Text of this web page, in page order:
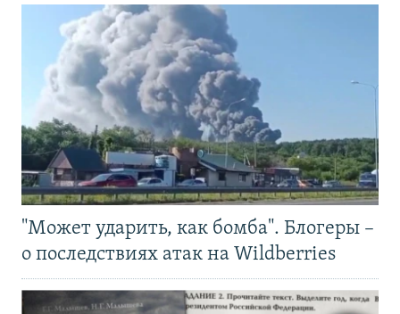
"Может ударить, как бомба". Блогеры –
о последствиях атак на Wildberries